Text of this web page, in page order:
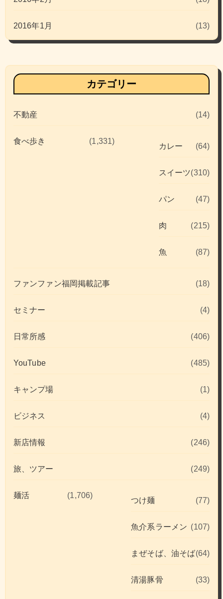
2016年1月 (13)
カテゴリー
不動産 (14)
食べ歩き (1,331)
カレー (64)
スイーツ(310)
パン (47)
肉 (215)
魚 (87)
ファンファン福岡掲載記事 (18)
セミナー (4)
日常所感 (406)
YouTube (485)
キャンプ場 (1)
ビジネス (4)
新店情報 (246)
旅、ツアー (249)
麺活 (1,706)
つけ麺 (77)
魚介系ラーメン (107)
まぜそば、油そば(64)
清湯豚骨 (33)